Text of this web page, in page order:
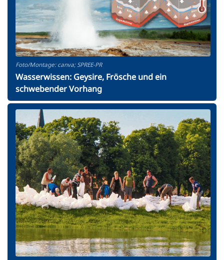
Foto/Montage: canva; SPREE-PR
Wasserwissen: Geysire, Frösche und ein
schwebender Vorhang